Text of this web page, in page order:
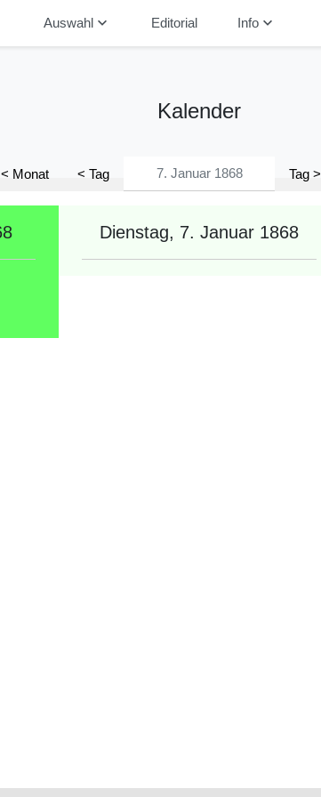
Auswahlkeyboard_arrow_down Editorial Infokeyboard_arrow_down
Kalender
< Monat < Tag Tag >
Dienstag, 7. Januar 1868